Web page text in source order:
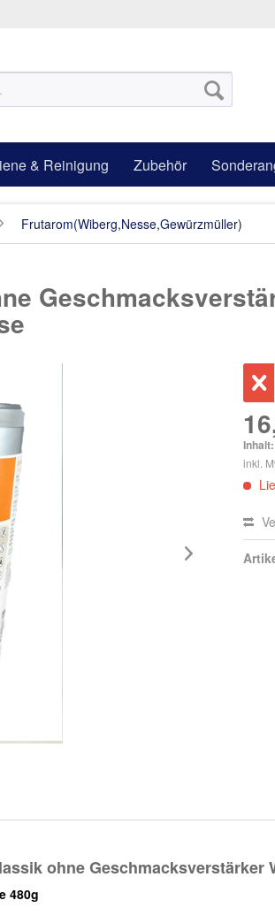
& Reinigung Zubehör
Frutarom(Wiberg,Nesse,Gewürzmüller)
inkl.
ohne Geschmacksverstärker
480g